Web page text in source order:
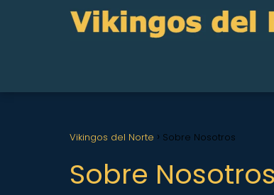
Vikingos del Norte Sobre Nosotros
Sobre Nosotros